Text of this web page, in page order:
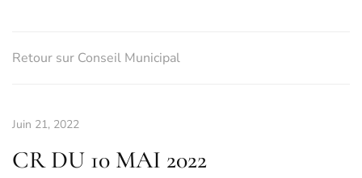
Retour sur Conseil Municipal
Juin 21, 2022
CR DU 10 MAI 2022